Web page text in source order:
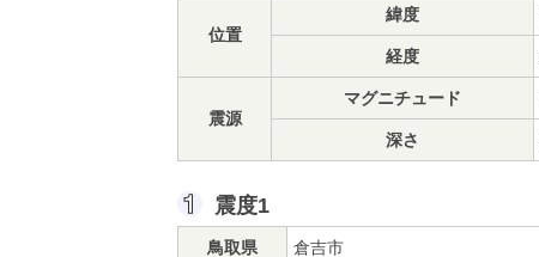
位置
緯度
経度
震源
マグニチュード
深さ
震度1
鳥取県 倉吉市